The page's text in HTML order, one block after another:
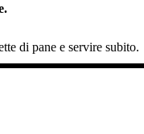
di pane e servire subito.